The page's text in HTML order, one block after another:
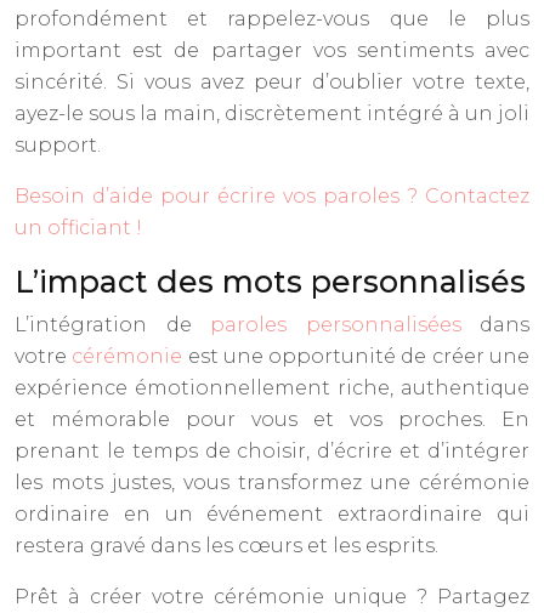
profondément et rappelez-vous que le plus
important est de partager vos sentiments avec
sincérité. Si vous avez peur d’oublier votre texte,
ayez-le sous la main, discrètement intégré à un joli
support.
Besoin d’aide pour écrire vos paroles ? Contactez
un officiant !
L’impact des mots personnalisés
L’intégration de paroles personnalisées dans
votre cérémonie est une opportunité de créer une
expérience émotionnellement riche, authentique
et mémorable pour vous et vos proches. En
prenant le temps de choisir, d’écrire et d’intégrer
les mots justes, vous transformez une cérémonie
ordinaire en un événement extraordinaire qui
restera gravé dans les cœurs et les esprits.
Prêt à créer votre cérémonie unique ? Partagez